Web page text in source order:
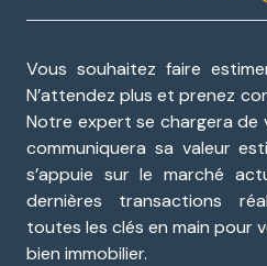
Vous souhaitez faire
N’attendez plus et prenez
Notre expert se chargera
communiquera sa valeur
s’appuie sur le marché
dernières transactions
toutes les clés en main pour
bien immobilier.